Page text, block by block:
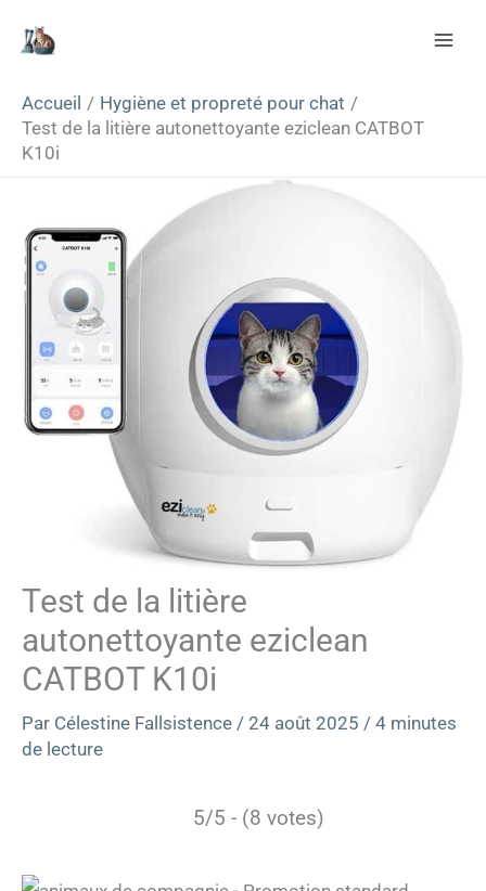
Accueil
Hygiène et propreté pour chat
Test de la litière autonettoyante eziclean CATBOT
K10i
Test de la litière
autonettoyante eziclean
CATBOT K10i
Par Célestine Fallsistence / 24 août 2025 / 4 minutes
de lecture
5/5 - (8 votes)